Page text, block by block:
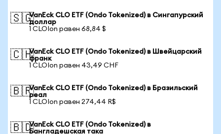
🇸🇬VanEck CLO ETF (Ondo Tokenized) в Сингапурский
доллар
1 CLOIon равен 68,84 $
🇨🇭VanEck CLO ETF (Ondo Tokenized) в Швейцарский
франк
1 CLOIon равен 43,49 CHF
🇧🇷VanEck CLO ETF (Ondo Tokenized) в Бразильский
реал
1 CLOIon равен 274,44 R$
🇧🇩VanEck CLO ETF (Ondo Tokenized) в
Бангладешская така